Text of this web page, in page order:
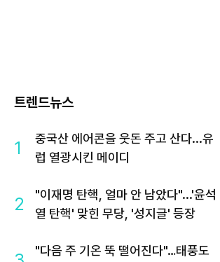
트렌드뉴스
1
중국산 에어콘을 웃돈 주고 산다...유
럽 열광시킨 메이디
2
"이재명 탄핵, 얼마 안 남았다"...'윤석
열 탄핵' 맞힌 무당, '성지글' 등장
"다음 주 기온 뚝 떨어진다"…태풍도